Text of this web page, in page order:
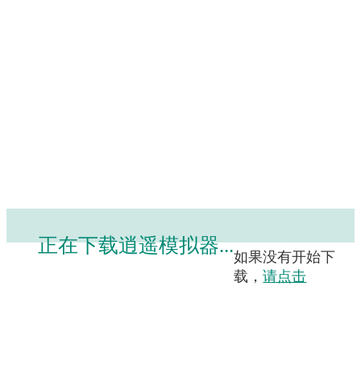
正在下载逍遥模拟器...
如果没有开始下
载，请点击